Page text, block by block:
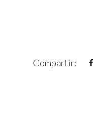
Compartir: